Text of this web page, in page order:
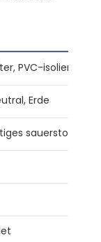
PVC-isoliert,
Erde